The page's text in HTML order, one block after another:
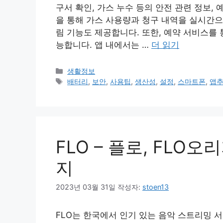
구서 확인, 가스 누수 등의 안전 관련 정보,
을 통해 가스 사용량과 청구 내역을 실시간
림 기능도 제공합니다. 또한, 예약 서비스
능합니다. 앱 내에서는 … 더 읽기
카
테
생활정보
태
배터리, 보안,사용팁,생산성, 설정, 스마트폰, 앱
FLO – 플로, FLO오
지
2023년 03월 31일 작성자: stoen13
FLO는 한국에서 인기 있는 음악 스트리밍